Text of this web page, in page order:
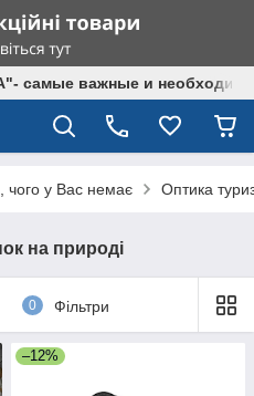
самые важные и
чого у Вас немає Оптика
на природі
0 Фільтри
–12%